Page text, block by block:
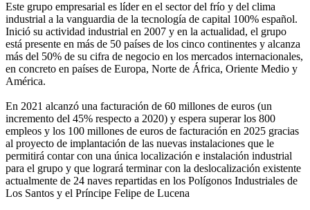
Este grupo empresarial es líder en el sector del frío y del clima
industrial a la vanguardia de la tecnología de capital 100% español.
Inició su actividad industrial en 2007 y en la actualidad, el grupo
está presente en más de 50 países de los cinco continentes y alcanza
más del 50% de su cifra de negocio en los mercados internacionales,
en concreto en países de Europa, Norte de África, Oriente Medio y
América.
En 2021 alcanzó una facturación de 60 millones de euros (un
incremento del 45% respecto a 2020) y espera superar los 800
empleos y los 100 millones de euros de facturación en 2025 gracias
al proyecto de implantación de las nuevas instalaciones que le
permitirá contar con una única localización e instalación industrial
para el grupo y que logrará terminar con la deslocalización existente
actualmente de 24 naves repartidas en los Polígonos Industriales de
Los Santos y el Príncipe Felipe de Lucena